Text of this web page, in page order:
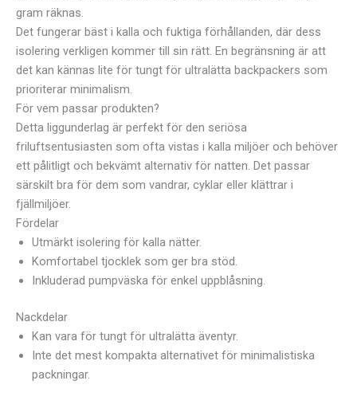
gram räknas.
Det fungerar bäst i kalla och fuktiga förhållanden, där dess
isolering verkligen kommer till sin rätt. En begränsning är att
det kan kännas lite för tungt för ultralätta backpackers som
prioriterar minimalism.
För vem passar produkten?
Detta liggunderlag är perfekt för den seriösa
friluftsentusiasten som ofta vistas i kalla miljöer och behöver
ett pålitligt och bekvämt alternativ för natten. Det passar
särskilt bra för dem som vandrar, cyklar eller klättrar i
fjällmiljöer.
Fördelar
Utmärkt isolering för kalla nätter.
Komfortabel tjocklek som ger bra stöd.
Inkluderad pumpväska för enkel uppblåsning.
Nackdelar
Kan vara för tungt för ultralätta äventyr.
Inte det mest kompakta alternativet för minimalistiska
packningar.